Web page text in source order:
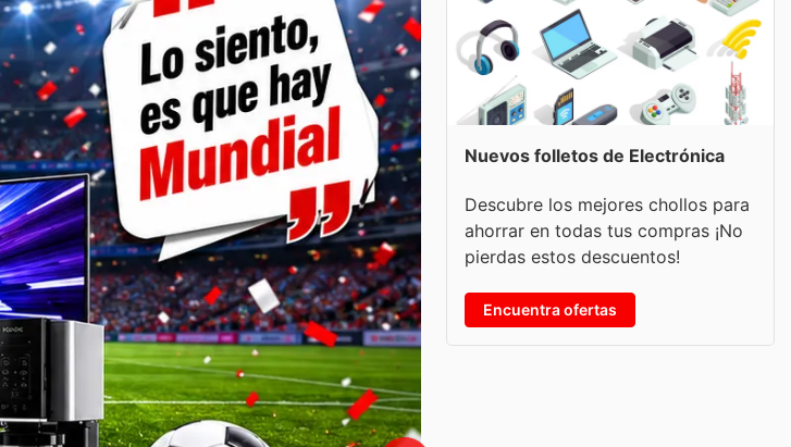
Nuevos folletos de Electrónica
Descubre los mejores chollos para
ahorrar en todas tus compras ¡No
pierdas estos descuentos!
Encuentra ofertas